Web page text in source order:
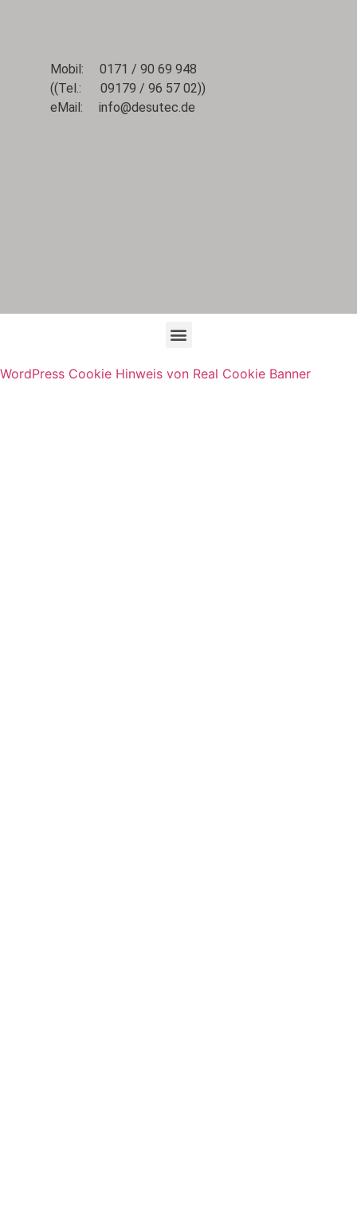
Mobil: 0171 / 90 69 948
((Tel.: 09179 / 96 57 02))
eMail: info@desutec.de
WordPress Cookie Hinweis von Real Cookie Banner